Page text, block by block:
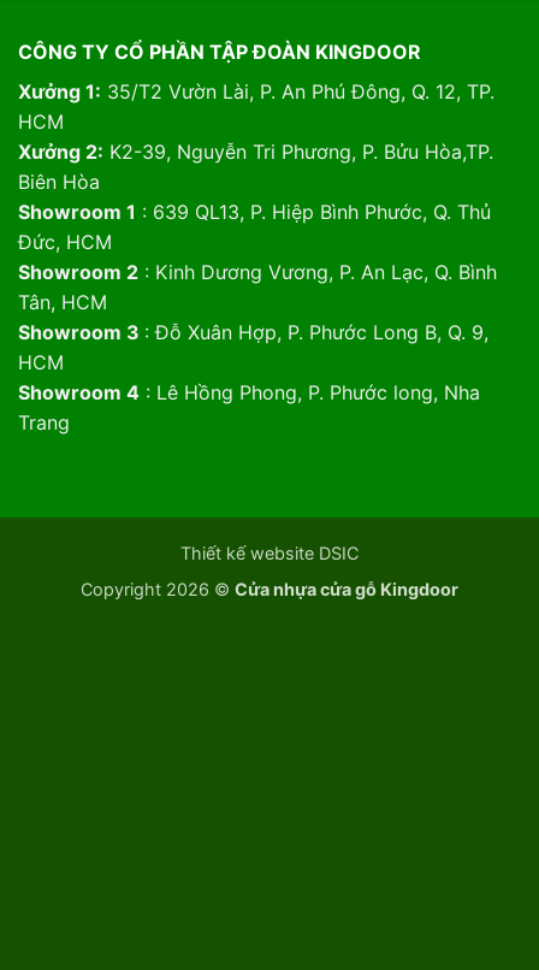
CÔNG TY CỔ PHẦN TẬP ĐOÀN KINGDOOR
Xưởng 1: 35/T2 Vườn Lài, P. An Phú Đông, Q. 12, TP.
HCM
Xưởng 2: K2-39, Nguyễn Tri Phương, P. Bửu Hòa,TP.
Biên Hòa
Showroom 1 : 639 QL13, P. Hiệp Bình Phước, Q. Thủ
Đức, HCM
Showroom 2: Kinh Dương Vương, P. An Lạc, Q. Bình
Tân, HCM
Showroom 3 : Đỗ Xuân Hợp, P. Phước Long B, Q. 9,
HCM
Showroom 4: Lê Hồng Phong, P. Phước long, Nha
Trang
Thiết kế website DSIC
Copyright 2026 © Cửa nhựa cửa gỗ Kingdoor